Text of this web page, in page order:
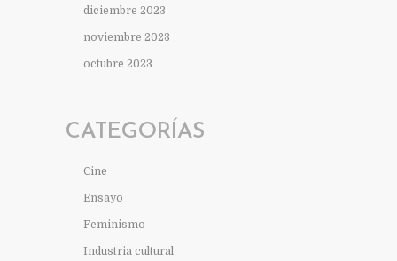
diciembre 2023
noviembre 2023
octubre 2023
CATEGORÍAS
Cine
Ensayo
Feminismo
Industria cultural